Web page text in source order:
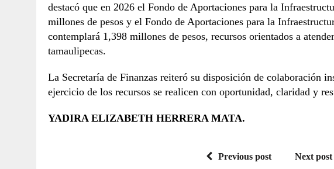
destacó que en 2026 el Fondo de Aportaciones para la
millones de pesos y el Fondo de Aportaciones para la
contemplará 1,398 millones de pesos, recursos orientados a
tamaulipecas.
La Secretaría de Finanzas reiteró su disposición de colaboración
ejercicio de los recursos se realicen con oportunidad, claridad y
YADIRA ELIZABETH HERRERA MATA.
Previous post Next post